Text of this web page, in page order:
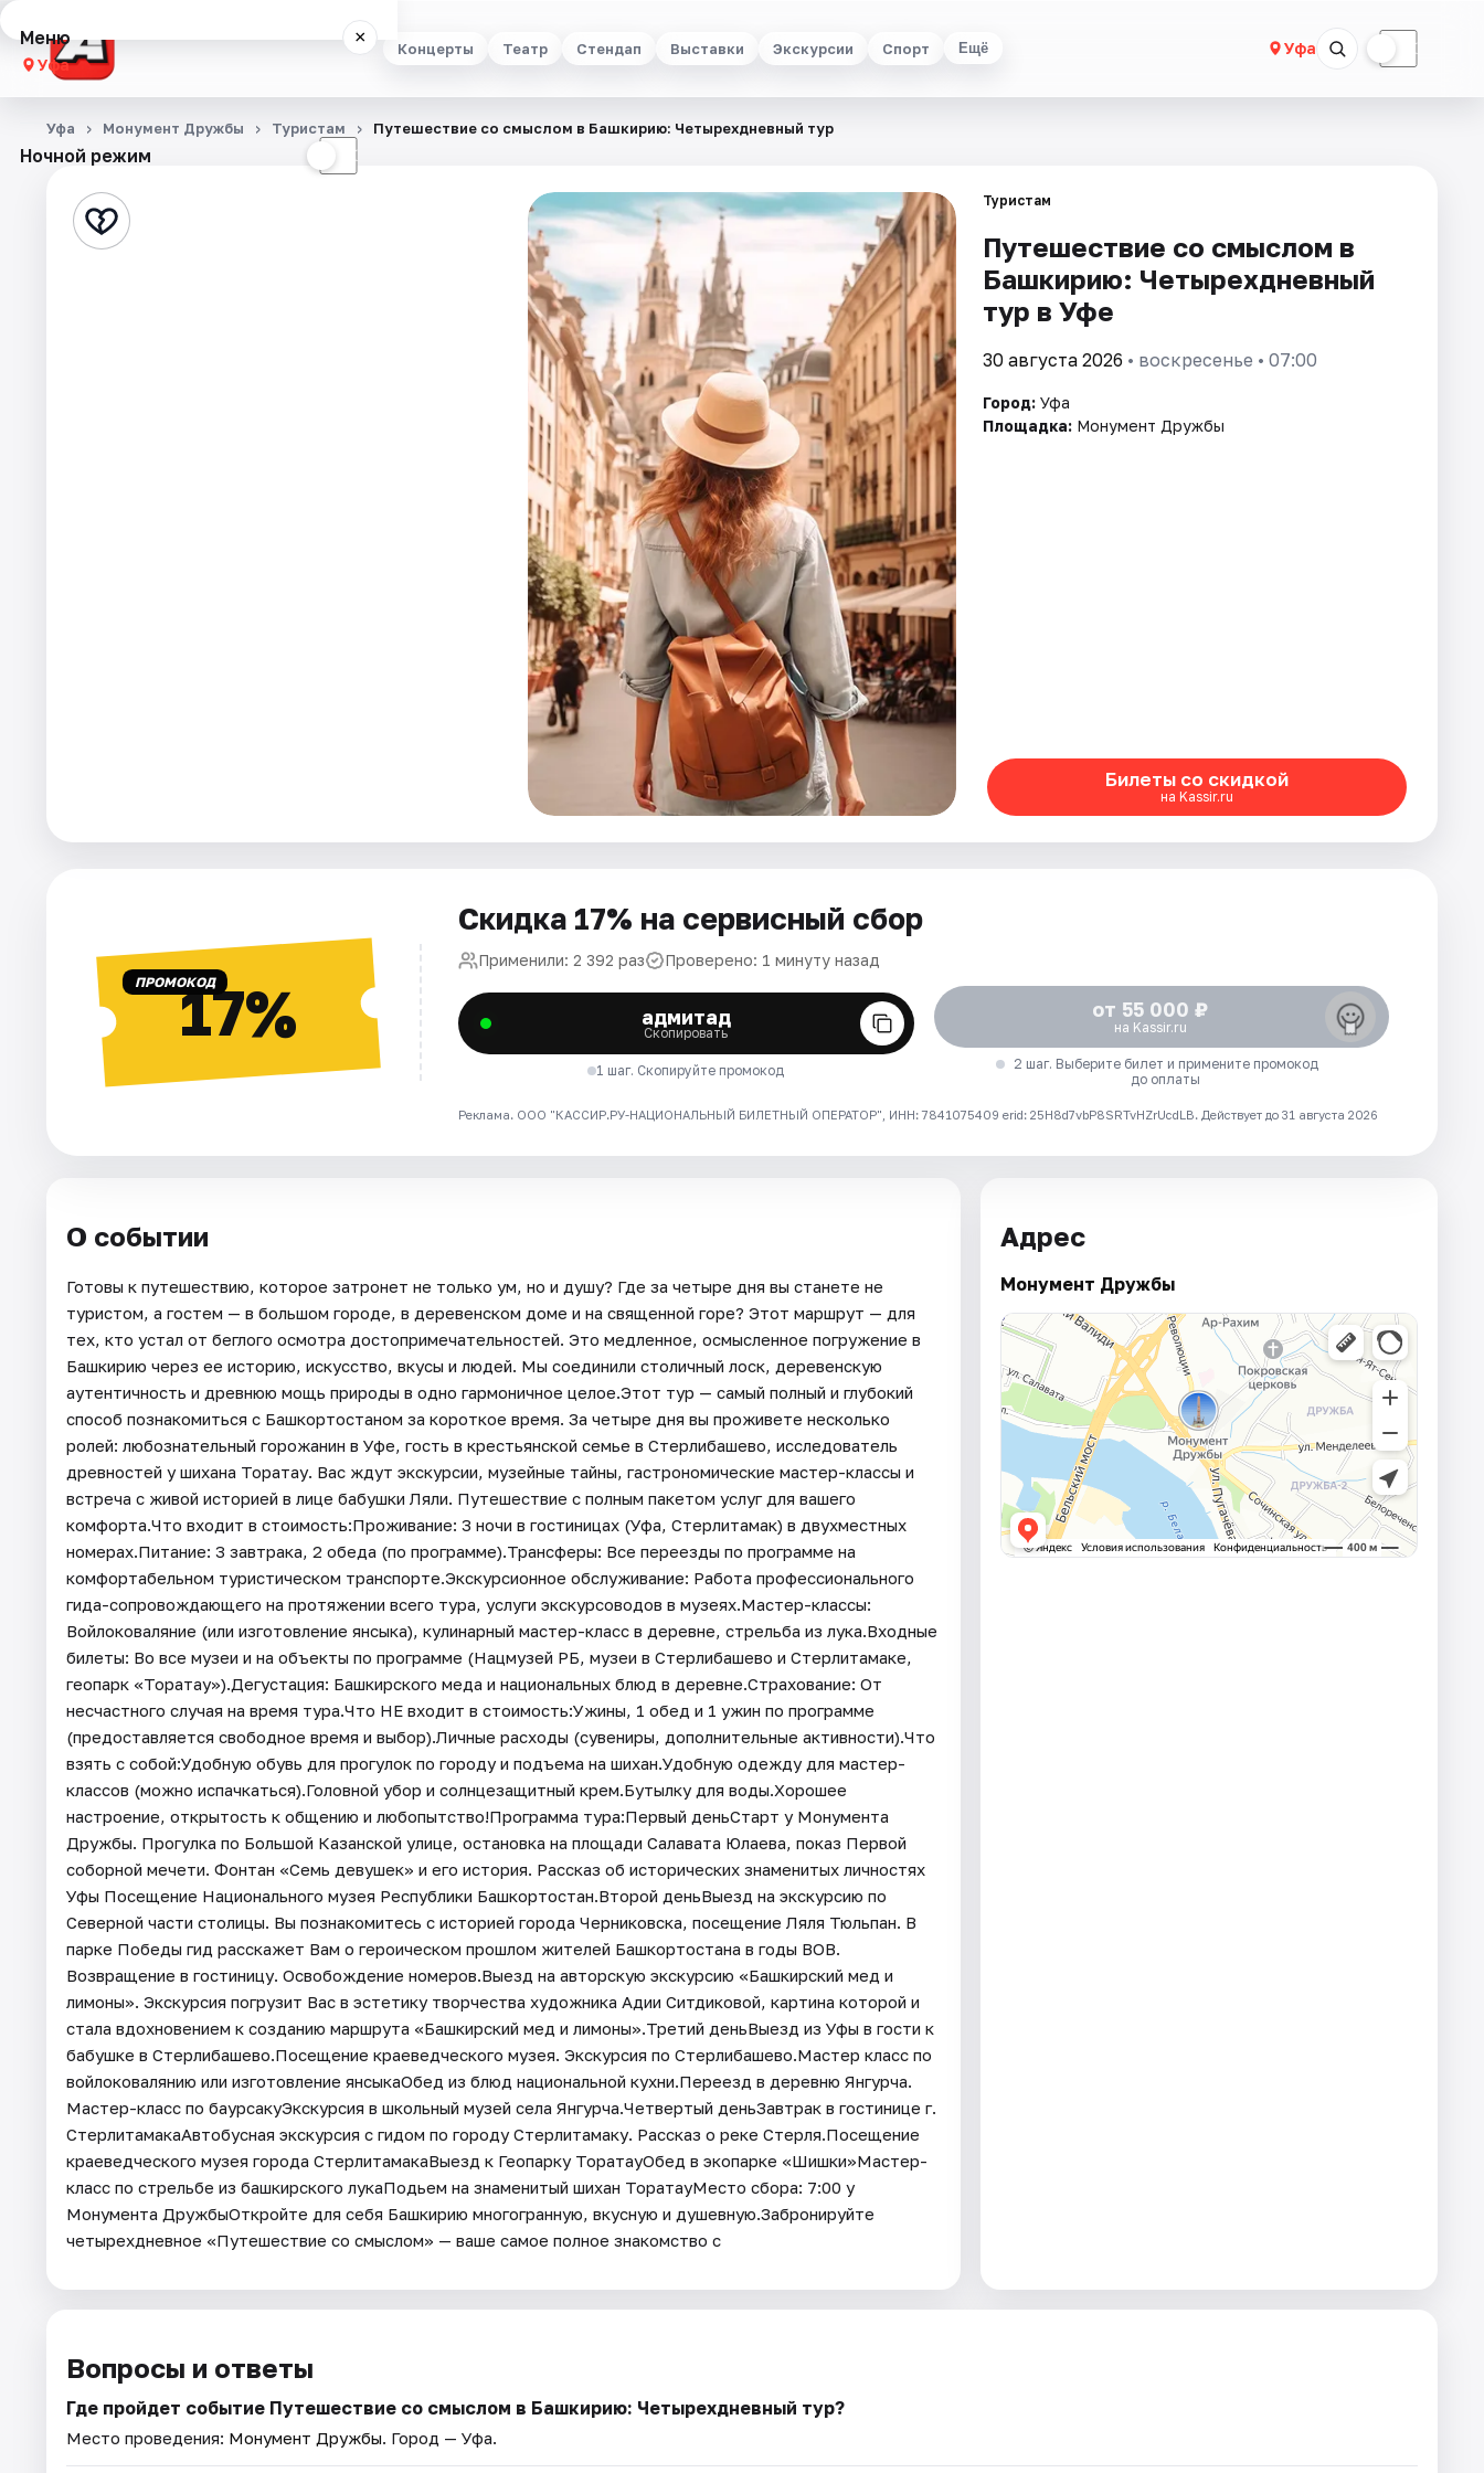
Концерты Театр Стендап Выставки Экскурсии Спорт Ещё Уфа ☾
Меню ×
Уфа
Концерты
Стендап
Ночной режим ☾
Уфа Монумент Дружбы Туристам Путешествие со смыслом в Башкирию: Четырехдневный тур
Туристам
Путешествие со смыслом в
Башкирию: Четырехдневный
тур в Уфе
30 августа 2026 • воскресенье • 07:00
Город: Уфа
Площадка: Монумент Дружбы
Билеты со скидкой
на Kassir.ru
ПРОМОКОД17%
Скидка 17% на сервисный сбор
Применили: 2 392 раз Проверено: 1 минуту назад
адмитад
Скопировать
1 шаг. Скопируйте промокод
от 55 000 ₽
на Kassir.ru
2 шаг. Выберите билет и примените промокод
до оплаты
Реклама. ООО "КАССИР.РУ-НАЦИОНАЛЬНЫЙ БИЛЕТНЫЙ ОПЕРАТОР", ИНН: 7841075409 erid: 25H8d7vbP8SRTvHZrUcdLB. Действует до 31 августа 2026
О событии
Готовы к путешествию, которое затронет не только ум, но и душу? Где за четыре дня вы станете не
туристом, а гостем — в большом городе, в деревенском доме и на священной горе? Этот маршрут — для
тех, кто устал от беглого осмотра достопримечательностей. Это медленное, осмысленное погружение в
Башкирию через ее историю, искусство, вкусы и людей. Мы соединили столичный лоск, деревенскую
аутентичность и древнюю мощь природы в одно гармоничное целое.Этот тур — самый полный и глубокий
способ познакомиться с Башкортостаном за короткое время. За четыре дня вы проживете несколько
ролей: любознательный горожанин в Уфе, гость в крестьянской семье в Стерлибашево, исследователь
древностей у шихана Торатау. Вас ждут экскурсии, музейные тайны, гастрономические мастер-классы и
встреча с живой историей в лице бабушки Ляли. Путешествие с полным пакетом услуг для вашего
комфорта.Что входит в стоимость:Проживание: 3 ночи в гостиницах (Уфа, Стерлитамак) в двухместных
номерах.Питание: 3 завтрака, 2 обеда (по программе).Трансферы: Все переезды по программе на
комфортабельном туристическом транспорте.Экскурсионное обслуживание: Работа профессионального
гида-сопровождающего на протяжении всего тура, услуги экскурсоводов в музеях.Мастер-классы:
Войлоковаляние (или изготовление янсыка), кулинарный мастер-класс в деревне, стрельба из лука.Входные
билеты: Во все музеи и на объекты по программе (Нацмузей РБ, музеи в Стерлибашево и Стерлитамаке,
геопарк «Торатау»).Дегустация: Башкирского меда и национальных блюд в деревне.Страхование: От
несчастного случая на время тура.Что НЕ входит в стоимость:Ужины, 1 обед и 1 ужин по программе
(предоставляется свободное время и выбор).Личные расходы (сувениры, дополнительные активности).Что
взять с собой:Удобную обувь для прогулок по городу и подъема на шихан.Удобную одежду для мастер-
классов (можно испачкаться).Головной убор и солнцезащитный крем.Бутылку для воды.Хорошее
настроение, открытость к общению и любопытство!Программа тура:Первый деньСтарт у Монумента
Дружбы. Прогулка по Большой Казанской улице, остановка на площади Салавата Юлаева, показ Первой
соборной мечети. Фонтан «Семь девушек» и его история. Рассказ об исторических знаменитых личностях
Уфы Посещение Национального музея Республики Башкортостан.Второй деньВыезд на экскурсию по
Северной части столицы. Вы познакомитесь с историей города Черниковска, посещение Ляля Тюльпан. В
парке Победы гид расскажет Вам о героическом прошлом жителей Башкортостана в годы ВОВ.
Возвращение в гостиницу. Освобождение номеров.Выезд на авторскую экскурсию «Башкирский мед и
лимоны». Экскурсия погрузит Вас в эстетику творчества художника Адии Ситдиковой, картина которой и
стала вдохновением к созданию маршрута «Башкирский мед и лимоны».Третий деньВыезд из Уфы в гости к
бабушке в Стерлибашево.Посещение краеведческого музея. Экскурсия по Стерлибашево.Мастер класс по
войлоковалянию или изготовление янсыкаОбед из блюд национальной кухни.Переезд в деревню Янгурча.
Мастер-класс по баурсакуЭкскурсия в школьный музей села Янгурча.Четвертый деньЗавтрак в гостинице г.
СтерлитамакаАвтобусная экскурсия с гидом по городу Стерлитамаку. Рассказ о реке Стерля.Посещение
краеведческого музея города СтерлитамакаВыезд к Геопарку ТоратауОбед в экопарке «Шишки»Мастер-
класс по стрельбе из башкирского лукаПодьем на знаменитый шихан ТоратауМесто сбора: 7:00 у
Монумента ДружбыОткройте для себя Башкирию многогранную, вкусную и душевную.Забронируйте
четырехдневное «Путешествие со смыслом» — ваше самое полное знакомство с
Адрес
Монумент Дружбы
Вопросы и ответы
Где пройдет событие Путешествие со смыслом в Башкирию: Четырехдневный тур?
Место проведения: Монумент Дружбы. Город — Уфа.